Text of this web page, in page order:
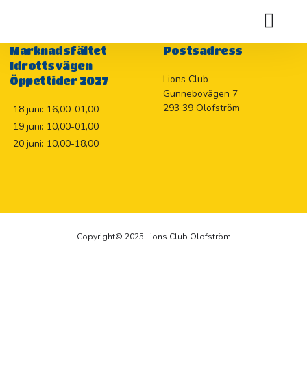
Postsadress
Lions Club
Gunnebovägen 7
293 39 Olofström
Marknadsfältet
Idrottsvägen
Öppettider 2027
18 juni: 16,00-01,00
19 juni: 10,00-01,00
20 juni: 10,00-18,00
Copyright© 2025 Lions Club Olofström